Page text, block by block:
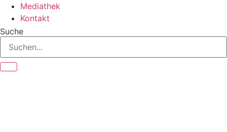
Mediathek
Kontakt
Suche